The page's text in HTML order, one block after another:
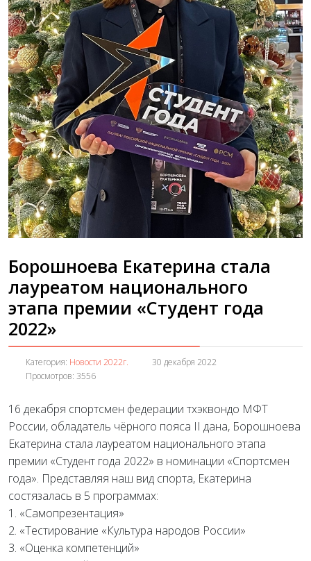
Борошноева Екатерина стала
лауреатом национального
этапа премии «Студент года
2022»
Категория: Новости 2022г.
30 декабря 2022
Просмотров: 3556
16 декабря спортсмен федерации тхэквондо МФТ
России, обладатель чёрного пояса II дана, Борошноева
Екатерина стала лауреатом национального этапа
премии «Студент года 2022» в номинации «Спортсмен
года». Представляя наш вид спорта, Екатерина
состязалась в 5 программах:
1. «Самопрезентация»
2. «Тестирование «Культура народов России»
3. «Оценка компетенций»